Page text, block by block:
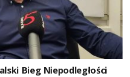
Bieg Niepodległości